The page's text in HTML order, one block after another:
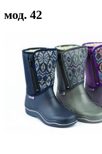
мод. 42